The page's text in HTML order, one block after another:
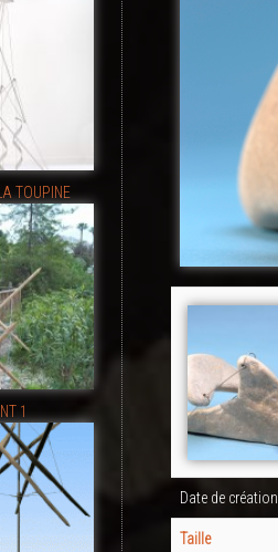
TOUPINE
1
Date de création
Taille